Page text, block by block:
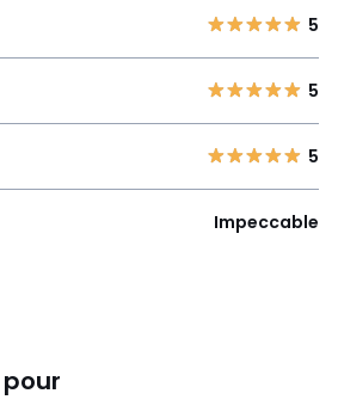
5
5
5
Impeccable